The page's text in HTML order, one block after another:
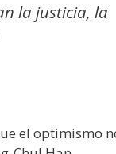
la justicia, la
el optimismo